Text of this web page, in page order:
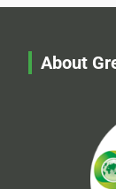
About